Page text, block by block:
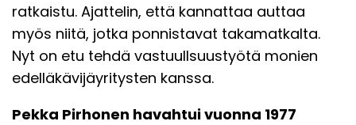
ratkaistu. Ajattelin, että kannattaa auttaa
myös niitä, jotka ponnistavat takamatkalta.
Nyt on etu tehdä vastuullsuustyötä monien
edelläkävijäyritysten kanssa.
Pekka Pirhonen havahtui vuonna 1977